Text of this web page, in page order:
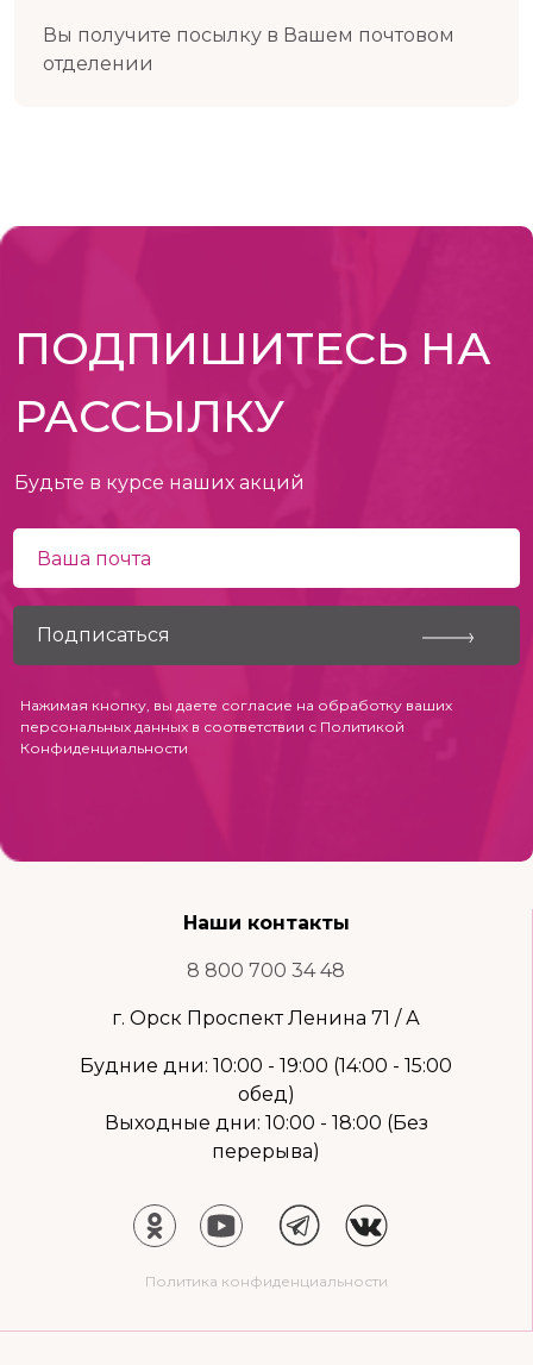
Вы получите посылку в Вашем почтовом
отделении
ПОДПИШИТЕСЬ НА
РАССЫЛКУ
Будьте в курсе наших акций
Нажимая кнопку, вы даете согласие на обработку ваших
персональных данных в соответствии с Политикой
Конфиденциальности
Наши контакты
8 800 700 34 48
г. Орск Проспект Ленина 71 / А
Будние дни: 10:00 - 19:00 (14:00 - 15:00
обед)
Выходные дни: 10:00 - 18:00 (Без
перерыва)
Политика конфиденциальности